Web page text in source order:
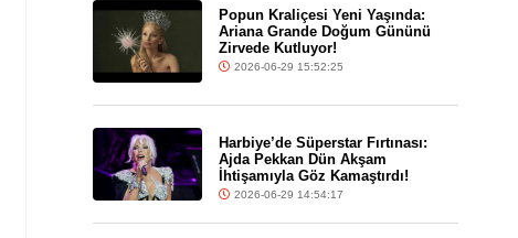
Popun Kraliçesi Yeni Yaşında:
Ariana Grande Doğum Gününü
Zirvede Kutluyor!
2026-06-29 15:52:25
Harbiye’de Süperstar Fırtınası:
Ajda Pekkan Dün Akşam
İhtişamıyla Göz Kamaştırdı!
2026-06-29 14:54:17